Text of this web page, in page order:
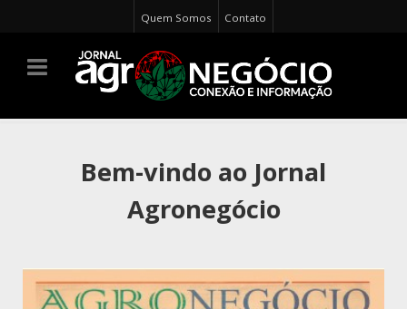
Quem Somos Contato
Bem-vindo ao Jornal
Agronegócio